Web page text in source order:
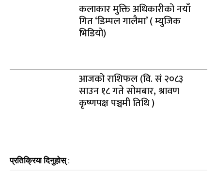
कलाकार मुक्ति अधिकारीको नयाँ
गित ‘डिम्पल गालैमा’ ( म्युजिक
भिडियो)
आजको राशिफल (वि. सं २०८३
साउन १८ गते सोमबार, श्रावण
कृष्णपक्ष पञ्चमी तिथि )
प्रतिक्रिया दिनुहोस् :